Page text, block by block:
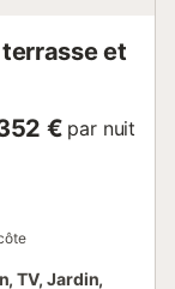
et
€ par nuit
TV, Jardin,